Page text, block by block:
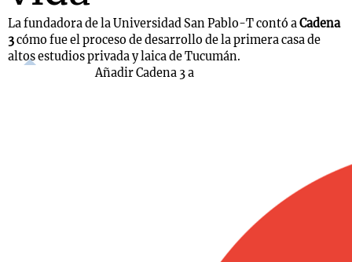
La fundadora de la Universidad San Pablo-T contó aCadena
3cómo fue el proceso de desarrollo de la primera casa de
altos estudios privada y laica de Tucumán.
Añadir Cadena 3 a